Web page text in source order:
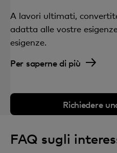
A lavori ultimati,
adatta alle vostre
esigenze.
Per saperne di più
Richiedere
FAQ sugli